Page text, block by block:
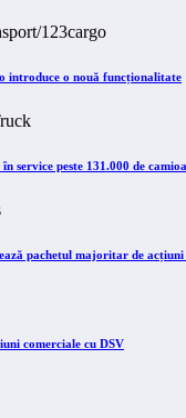
introduce o nouă funcționalitate
service peste 131.000 de
pachetul majoritar de acțiuni
comerciale cu DSV